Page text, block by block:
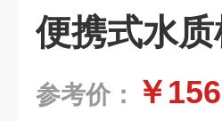
便携式水
参考价： ￥